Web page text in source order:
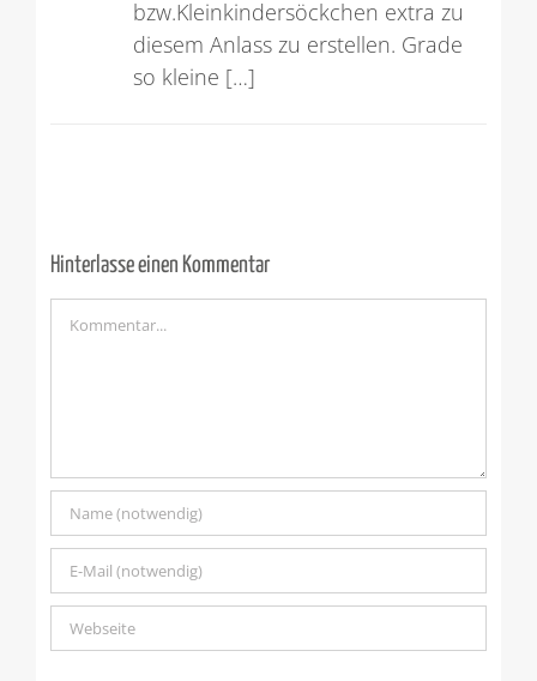
bzw.Kleinkindersöckchen extra zu
diesem Anlass zu erstellen. Grade
so kleine […]
Hinterlasse einen Kommentar
Kommentar